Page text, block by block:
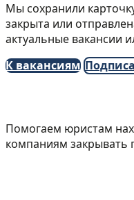
Мы сохранили
закрыта или
актуальные вакансии
К вакансиям
Помогаем юристам
компаниям закрывать